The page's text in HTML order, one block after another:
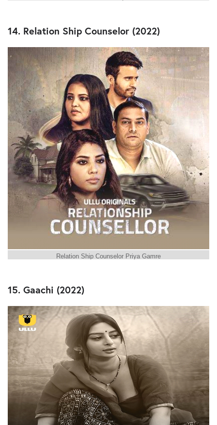
14. Relation Ship Counselor (2022)
Relation Ship Counselor Priya Gamre
15. Gaachi (2022)